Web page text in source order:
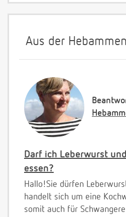
Aus der
Darf ich Leberwurst
essen?
Hallo!Sie dürfen
handelt sich um eine
somit auch für